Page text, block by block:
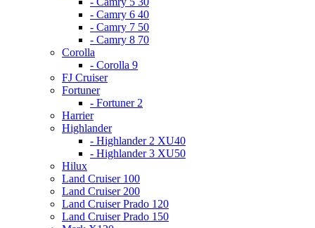
- Camry 6 40
- Camry 7 50
- Camry 8 70
Corolla
- Corolla 9
FJ Cruiser
Fortuner
- Fortuner 2
Harrier
Highlander
- Highlander 2 XU40
- Highlander 3 XU50
Hilux
Land Cruiser 100
Land Cruiser 200
Land Cruiser Prado 120
Land Cruiser Prado 150